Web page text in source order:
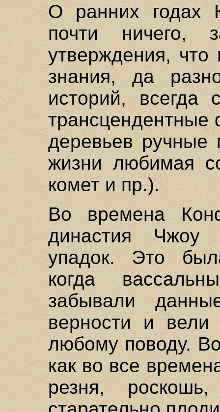
О ранних годах
почти ничего,
утверждения,
знания, да
историй, всегда
деревьев ручные
жизни любимая
комет и пр.).
Во времена
династия Чжоу
упадок. Это
когда
забывали
верности и вели
любому поводу.
как во все
резня,